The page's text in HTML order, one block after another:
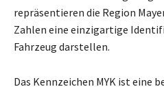
repräsentieren die Region
Zahlen eine einzigartige
Fahrzeug darstellen.
Das Kennzeichen MYK ist eine